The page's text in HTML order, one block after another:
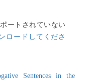
ートされていない
ロードしてくださ
Sentences in the